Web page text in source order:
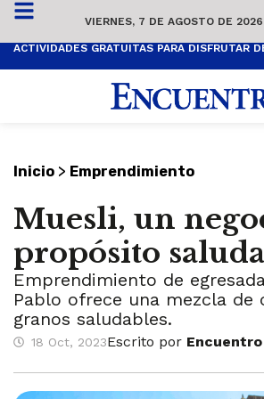
VIERNES, 7 DE AGOSTO DE 2026
Inicio > Emprendimiento
Muesli, un
propósito
Emprendimiento de
Pablo ofrece una mezcla de
granos saludables.
18 Oct, 2023Escrito por Encuentro